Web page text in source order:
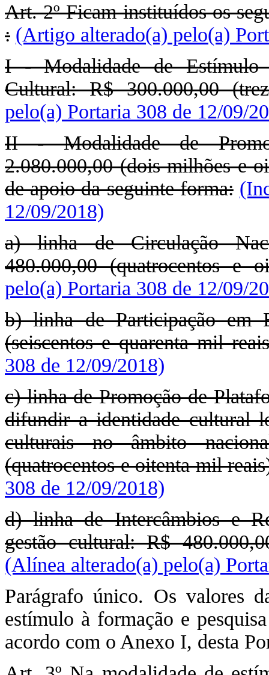
Art. 2º Ficam instituídos os
: (Artigo alterado(a) pelo(a)
I - Modalidade de Estímulo
Cultural: R$ 300.000,00
pelo(a) Portaria 308 de 12/09/
II - Modalidade de
2.080.000,00 (dois milhões e
de apoio da seguinte forma:
12/09/2018)
a) linha de Circulação
480.000,00 (quatrocentos e
pelo(a) Portaria 308 de 12/09/
b) linha de Participação em
(seiscentos e quarenta mil
308 de 12/09/2018)
c) linha de Promoção de
difundir a identidade cultural
culturais no âmbito
(quatrocentos e oitenta mil
308 de 12/09/2018)
d) linha de Intercâmbios e
gestão cultural: R$
(Alínea alterado(a) pelo(a)
Parágrafo único. Os valores
estímulo à formação e
acordo com o Anexo I, desta